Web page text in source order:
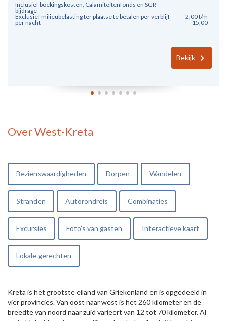
Inclusief boekingskosten, Calamiteitenfonds en SGR-
bijdrage
Exclusief milieubelasting ter plaatse te betalen per verblijf
per nacht
2,00 t/m
15,00
Bekijk
Over West-Kreta
Bezienswaardigheden Dorpen Wandelen
Stranden Autorondreis Combinaties
Excursies Foto’s van gasten Interactieve kaart
Lokale gerechten
Kreta is het grootste eiland van Griekenland en is opgedeeld in
vier provincies. Van oost naar west is het 260 kilometer en de
breedte van noord naar zuid varieert van 12 tot 70 kilometer. Al